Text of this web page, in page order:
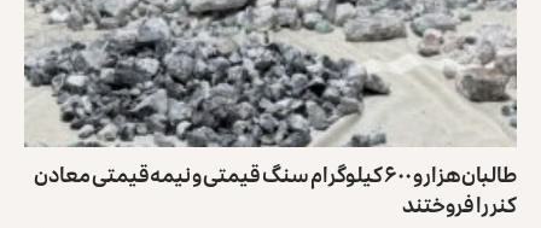
طالبان هزار و ۶۰۰ کیلوگرام سنگ قیمتی و نیمه‌قیمتی معادن
کنر را فروختند